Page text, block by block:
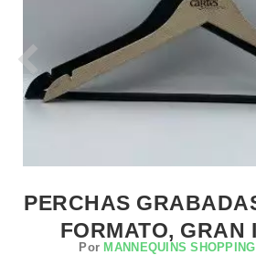
PERCHAS
FORMATO, GRAN
Por MANNEQUINS SHOPPING